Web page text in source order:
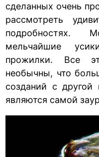
сделанных очень
рассмотреть
подробностях.
мельчайшие
прожилки. Все
необычны, что
созданий с
являются самой